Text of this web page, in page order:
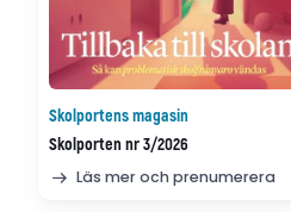
Skolportens magasin
Skolporten nr 3/2026
Läs mer och prenumerera